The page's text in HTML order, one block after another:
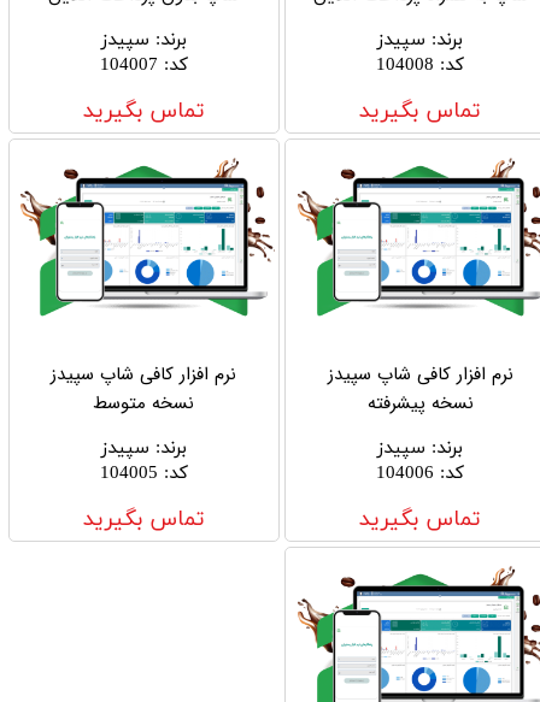
برند: سپیدز
کد:
104008
تماس بگیرید
برند: سپیدز
کد:
104007
تماس بگیرید
نرم افزار کافی شاپ سپیدز
نسخه پیشرفته
برند: سپیدز
کد:
104006
تماس بگیرید
نرم افزار کافی شاپ سپیدز
نسخه متوسط
برند: سپیدز
کد:
104005
تماس بگیرید